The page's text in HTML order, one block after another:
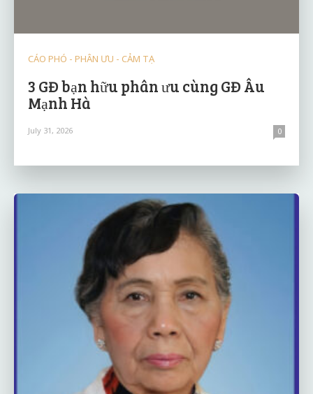
CÁO PHÓ - PHÂN ƯU - CẢM TẠ
3 GĐ bạn hữu phân ưu cùng GĐ Âu
Mạnh Hà
July 31, 2026 0